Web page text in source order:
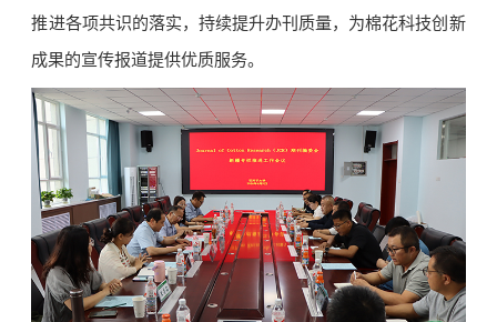
推进各项共识的落实，持续提升办刊质量，为棉花科技创新
成果的宣传报道提供优质服务。